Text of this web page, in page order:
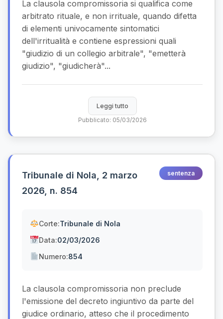
La clausola compromissoria si qualifica come
arbitrato rituale, e non irrituale, quando difetta
di elementi univocamente sintomatici
dell'irritualità e contiene espressioni quali
"giudizio di un collegio arbitrale", "emetterà
giudizio", "giudicherà"...
Leggi tutto
Pubblicato: 05/03/2026
Tribunale di Nola, 2 marzo
2026, n. 854
sentenza
Corte:Tribunale di Nola
Data:02/03/2026
Numero:854
La clausola compromissoria non preclude
l'emissione del decreto ingiuntivo da parte del
giudice ordinario, atteso che il procedimento